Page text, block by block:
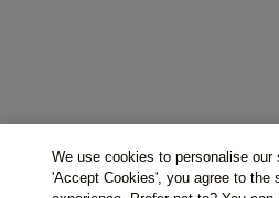
We use cookies to personalise
'Accept Cookies', you agree to the